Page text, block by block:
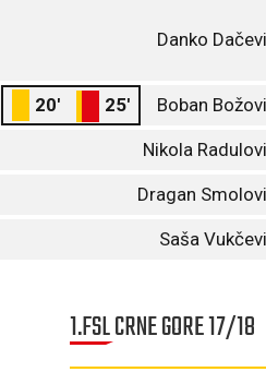
Danko
20' 25' Boban
Nikola
Dragan
Saša
1.FSL CRNE GORE 17/18